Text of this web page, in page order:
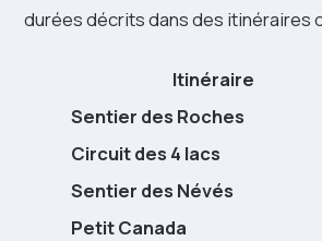
durées décrits dans des itinéraires
Itinéraire
Sentier des Roches
Circuit des 4 lacs
Sentier des Névés
Petit Canada